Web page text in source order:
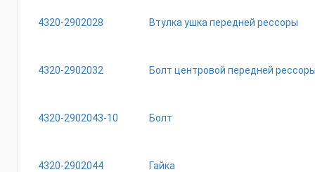
4320-2902028 Втулка ушка передней рессоры
4320-2902032 Болт центровой передней
4320-2902043-10 Болт
4320-2902044 Гайка